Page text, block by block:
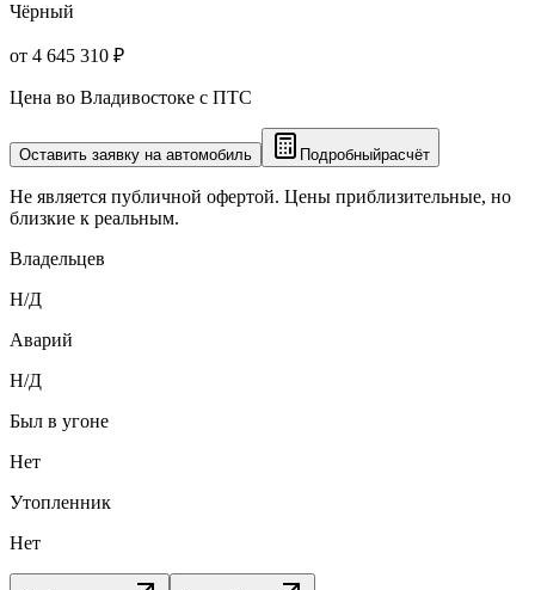
Чёрный
от 4 645 310 ₽
Цена во Владивостоке с ПТС
Оставить заявку на автомобиль Подробныйрасчёт
Не является публичной офертой. Цены приблизительные, но
близкие к реальным.
Владельцев
Н/Д
Аварий
Н/Д
Был в угоне
Нет
Утопленник
Нет